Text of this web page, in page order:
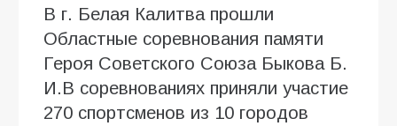
В г. Белая Калитва прошли
Областные соревнования памяти
Героя Советского Союза Быкова Б.
И.В соревнованиях приняли участие
270 спортсменов из 10 городов